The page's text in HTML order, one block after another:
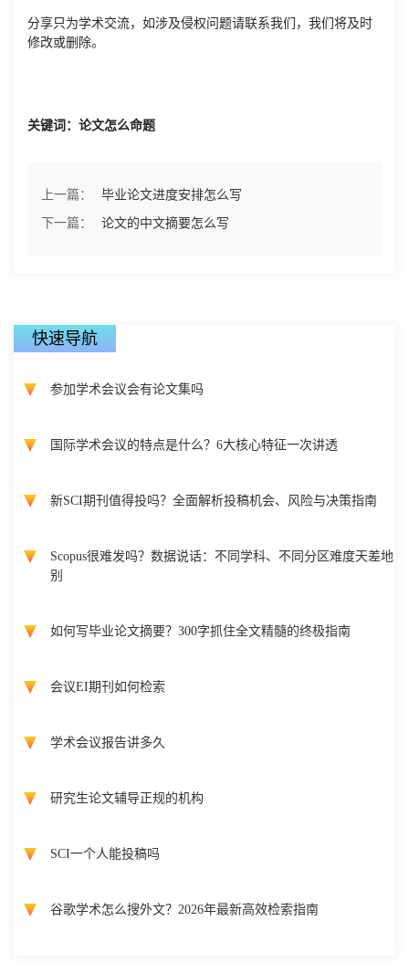
分享只为学术交流，如涉及侵权问题请联系我们，我们将及时
修改或删除。
关键词：论文怎么命题
上一篇：
毕业论文进度安排怎么写
下一篇：
论文的中文摘要怎么写
快速导航
参加学术会议会有论文集吗
国际学术会议的特点是什么？6大核心特征一次讲透
新SCI期刊值得投吗？全面解析投稿机会、风险与决策指南
Scopus很难发吗？数据说话：不同学科、不同分区难度天差地
别
如何写毕业论文摘要？300字抓住全文精髓的终极指南
会议EI期刊如何检索
学术会议报告讲多久
研究生论文辅导正规的机构
SCI一个人能投稿吗
谷歌学术怎么搜外文？2026年最新高效检索指南